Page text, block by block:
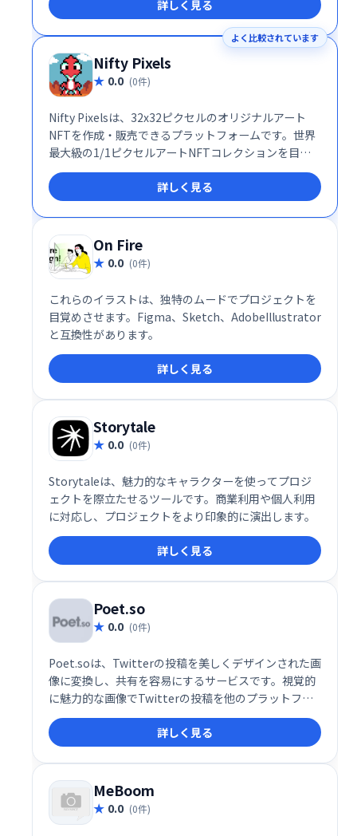
3Dイラスト、グラフィック素材をダウンロードできま
す。デザイン制作を効率化し、クオリティを高めるた
めの頼れるツールです。
詳しく見る
よく比較されています
Nifty Pixels
0.0 (0件)
Nifty Pixelsは、32x32ピクセルのオリジナルアート
NFTを作成・販売できるプラットフォームです。世界
最大級の1/1ピクセルアートNFTコレクションを目指
し、アーティストとコレクターをつなぎます。手軽に
始められるNFTアートの世界で、あなただけの作品を
創造し、販売しましょう！
詳しく見る
On Fire
0.0 (0件)
これらのイラストは、独特のムードでプロジェクトを
目覚めさせます。Figma、Sketch、AdobeIllustrator
と互換性があります。
詳しく見る
Storytale
0.0 (0件)
Storytaleは、魅力的なキャラクターを使ってプロジ
ェクトを際立たせるツールです。商業利用や個人利用
に対応し、プロジェクトをより印象的に演出します。
詳しく見る
Poet.so
0.0 (0件)
Poet.soは、Twitterの投稿を美しくデザインされた画
像に変換し、共有を容易にするサービスです。視覚的
に魅力的な画像でTwitterの投稿を他のプラットフォ
ームに共有することで、より多くの注目を集め、エン
ゲージメントを高めることができます。 簡単に美しい
画像を作成し、Twitterの情報を効果的に発信しまし
ょう。
詳しく見る
MeBoom
0.0 (0件)